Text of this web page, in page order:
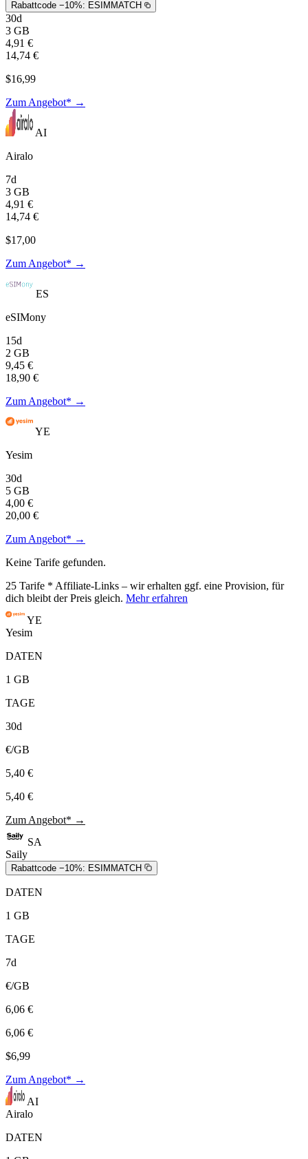
Rabattcode −10%: ESIMMATCH
30d
3 GB
4,91 €
14,74 €
$16,99
Zum Angebot* →
AI
Airalo
7d
3 GB
4,91 €
14,74 €
$17,00
Zum Angebot* →
ES
eSIMony
15d
2 GB
9,45 €
18,90 €
Zum Angebot* →
YE
Yesim
30d
5 GB
4,00 €
20,00 €
Zum Angebot* →
Keine Tarife gefunden.
25 Tarife * Affiliate-Links – wir erhalten ggf. eine Provision, für
dich bleibt der Preis gleich. Mehr erfahren
YE
Yesim
DATEN
1 GB
TAGE
30d
€/GB
5,40 €
5,40 €
Zum Angebot* →
SA
Saily
Rabattcode −10%: ESIMMATCH
DATEN
1 GB
TAGE
7d
€/GB
6,06 €
6,06 €
$6,99
Zum Angebot* →
AI
Airalo
DATEN